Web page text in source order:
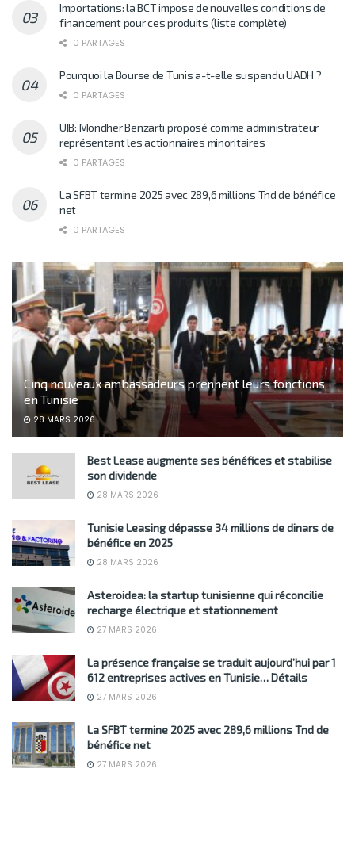
Importations: la BCT impose de nouvelles conditions de
financement pour ces produits (liste complète)
0 PARTAGES
Pourquoi la Bourse de Tunis a-t-elle suspendu UADH ?
0 PARTAGES
UIB: Mondher Benzarti proposé comme administrateur
représentant les actionnaires minoritaires
0 PARTAGES
La SFBT termine 2025 avec 289,6 millions Tnd de bénéfice
net
0 PARTAGES
Cinq nouveaux ambassadeurs prennent leurs fonctions
en Tunisie
28 MARS 2026
Best Lease augmente ses bénéfices et stabilise
son dividende
28 MARS 2026
Tunisie Leasing dépasse 34 millions de dinars de
bénéfice en 2025
28 MARS 2026
Asteroidea: la startup tunisienne qui réconcilie
recharge électrique et stationnement
27 MARS 2026
La présence française se traduit aujourd’hui par 1
612 entreprises actives en Tunisie… Détails
27 MARS 2026
La SFBT termine 2025 avec 289,6 millions Tnd de
bénéfice net
27 MARS 2026